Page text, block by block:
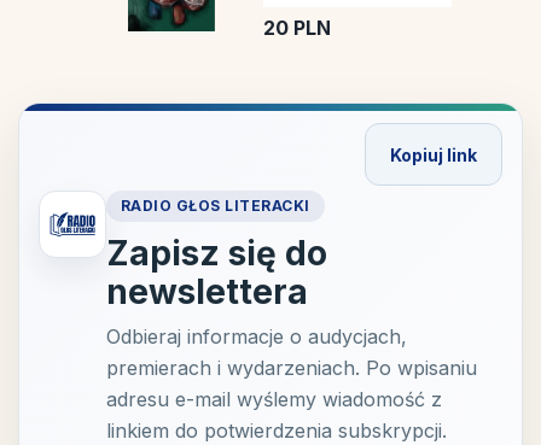
20 PLN
Kopiuj link
RADIO GŁOS LITERACKI
Zapisz się do
newslettera
Odbieraj informacje o audycjach,
premierach i wydarzeniach. Po wpisaniu
adresu e-mail wyślemy wiadomość z
linkiem do potwierdzenia subskrypcji.